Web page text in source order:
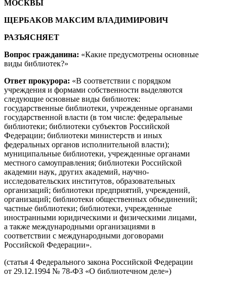
МОСКВЫ
ЩЕРБАКОВ МАКСИМ ВЛАДИМИРОВИЧ
РАЗЪЯСНЯЕТ
Вопрос гражданина: «Какие предусмотрены основные
виды библиотек?»
Ответ прокурора: «В соответствии с порядком
учреждения и формами собственности выделяются
следующие основные виды библиотек:
государственные библиотеки, учрежденные органами
государственной власти (в том числе: федеральные
библиотеки; библиотеки субъектов Российской
Федерации; библиотеки министерств и иных
федеральных органов исполнительной власти);
муниципальные библиотеки, учрежденные органами
местного самоуправления; библиотеки Российской
академии наук, других академий, научно-
исследовательских институтов, образовательных
организаций; библиотеки предприятий, учреждений,
организаций; библиотеки общественных объединений;
частные библиотеки; библиотеки, учрежденные
иностранными юридическими и физическими лицами,
а также международными организациями в
соответствии с международными договорами
Российской Федерации».
(статья 4 Федерального закона Российской Федерации
от 29.12.1994 № 78-ФЗ «О библиотечном деле»)